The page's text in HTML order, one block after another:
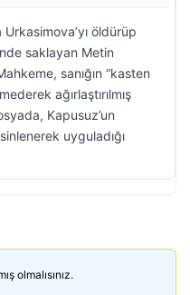
öldürüp
saklayan Metin
sanığın “kasten
ağırlaştırılmış
Kapusuz’un
uyguladığı
olmalısınız.